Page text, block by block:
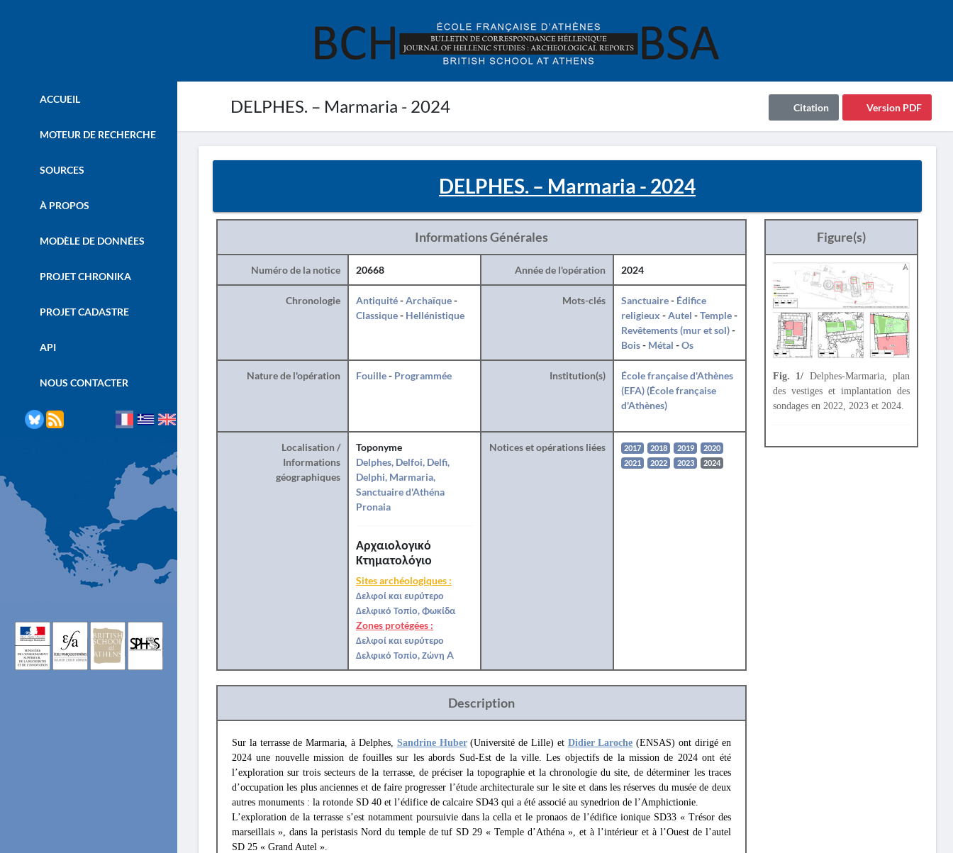
DELPHES. – Marmaria - 2024 Version PDF
Citation
ACCUEIL
MOTEUR DE RECHERCHE
SOURCES
À PROPOS
MODÈLE DE DONNÉES
PROJET CHRONIKA
PROJET CADASTRE
API
NOUS CONTACTER
DELPHES. – Marmaria - 2024
Informations Générales
Numéro de la notice 20668 Année de l'opération 2024
Chronologie Antiquité-Archaïque-
Classique- Hellénistique
Mots-clés Sanctuaire- Édifice
religieux -Autel -Temple-
Revêtements (mur et sol)-
Bois- Métal -Os
Nature de l'opération Fouille- Programmée Institution(s)
École française d'Athènes
(EFA) (École française
d'Athènes)
Localisation /
Informations
géographiques
Toponyme
Delphes, Delfoi, Delfi,
Delphi, Marmaria,
Sanctuaire d'Athéna
Pronaia
Αρχαιολογικό
Κτηματολόγιο
Sites archéologiques :
Δελφοί και ευρύτερο
Δελφικό Τοπίο, Φωκίδα
Zones protégées :
Δελφοί και ευρύτερο
Δελφικό Τοπίο, Ζώνη A
Notices et opérations liées 2017 2018 2019
2020
2021
2022 2023 2024
Description
Sur la terrasse de Marmaria, à Delphes, Sandrine Huber(Université de Lille) et Didier Laroche (ENSAS) ont dirigé en
2024 une nouvelle mission de fouilles sur les abords Sud-Est de la ville. Les objectifs de la mission de 2024 ont été
l’exploration sur trois secteurs de la terrasse, de préciser la topographie et la chronologie du site, de déterminer les traces
d’occupation les plus anciennes et de faire progresser l’étude architecturale sur le site et dans les réserves du musée de deux
autres monuments : la rotonde SD 40 et l’édifice de calcaire SD43 qui a été associé au synedrion de l’Amphictionie.
L’exploration de la terrasse s’est notamment poursuivie dans la cella et le pronaos de l’édifice ionique SD33 « Trésor des
marseillais », dans la peristasis Nord du temple de tuf SD 29 « Temple d’Athéna », et à l’intérieur et à l’Ouest de l’autel
SD 25 « Grand Autel ».
Figure(s)
Fig. 1/ Delphes-Marmaria, plan
des vestiges et implantation des
sondages en 2022, 2023 et 2024.